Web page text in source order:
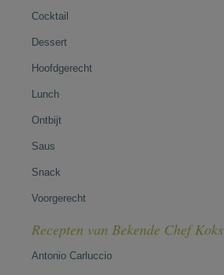
Cocktail
Dessert
Hoofdgerecht
Lunch
Ontbijt
Saus
Snack
Voorgerecht
Recepten van Bekende Chef Koks
Antonio Carluccio